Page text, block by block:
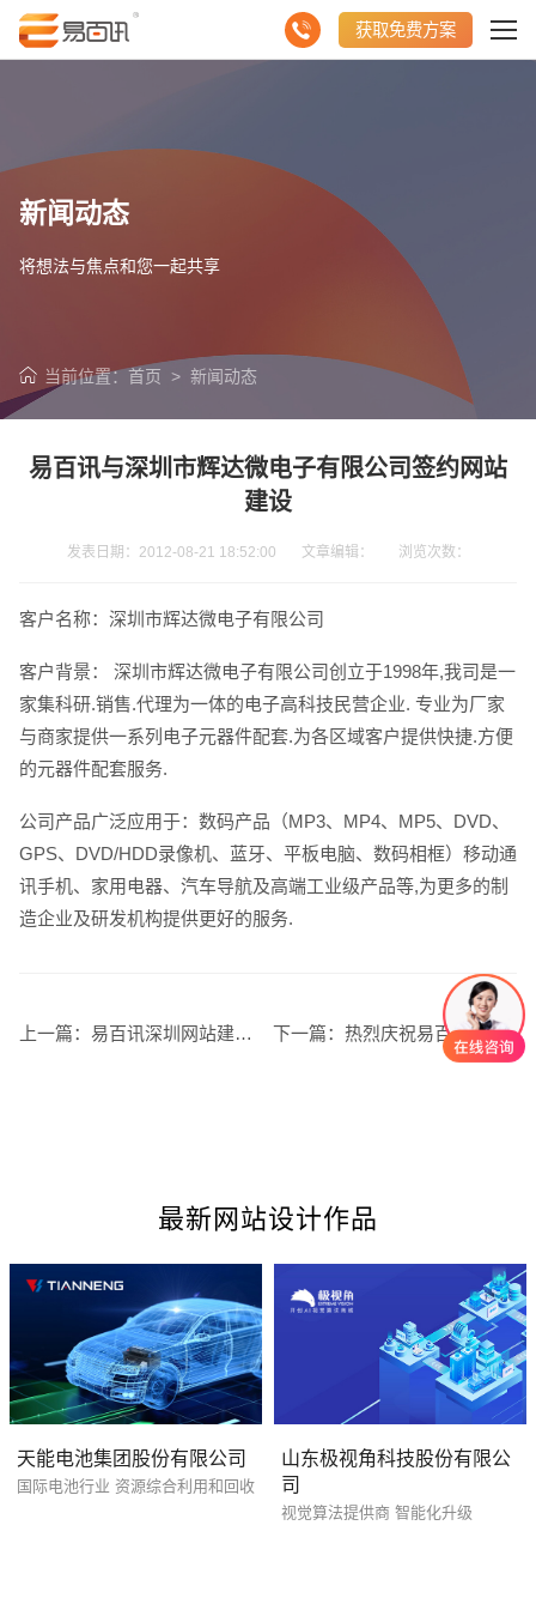
获取免费方案
新闻动态
将想法与焦点和您一起共享
当前位置： 首页 > 新闻动态
易百讯与深圳市辉达微电子有限公司签约网站
建设
发表日期：2012-08-21 18:52:00 文章编辑： 浏览次数：
客户名称：深圳市辉达微电子有限公司
客户背景： 深圳市辉达微电子有限公司创立于1998年,我司是一
家集科研.销售.代理为一体的电子高科技民营企业. 专业为厂家
与商家提供一系列电子元器件配套.为各区域客户提供快捷.方便
的元器件配套服务.
公司产品广泛应用于：数码产品（MP3、MP4、MP5、DVD、
GPS、DVD/HDD录像机、蓝牙、平板电脑、数码相框）移动通
讯手机、家用电器、汽车导航及高端工业级产品等,为更多的制
造企业及研发机构提供更好的服务.
上一篇： 易百讯深圳网站建设中秋国庆节放假通知 下一篇： 热烈庆祝易百讯与深圳大学签约网站建设服务
最新网站设计作品
天能电池集团股份有限公司
国际电池行业 资源综合利用和回收
山东极视角科技股份有限公
司
视觉算法提供商 智能化升级
请输入您的公司名称
电话 微信号
年度